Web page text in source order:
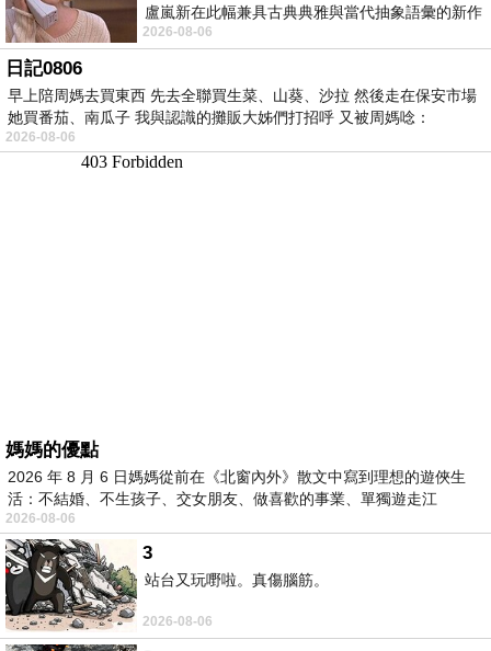
盧嵐新在此幅兼具古典典雅與當代抽象語彙的新作
中，以沈靜的藍色空間為背景，描繪了
2026-08-06
日記0806
早上陪周媽去買東西 先去全聯買生菜、山葵、沙拉 然後走在保安市場
她買番茄、南瓜子 我與認識的攤販大姊們打招呼 又被周媽唸：
2026-08-06
媽媽的優點
2026 年 8 月 6 日媽媽從前在《北窗內外》散文中寫到理想的遊俠生
活：不結婚、不生孩子、交女朋友、做喜歡的事業、單獨遊走江
湖⋯⋯，
2026-08-06
3
站台又玩嘢啦。真傷腦筋。
2026-08-06